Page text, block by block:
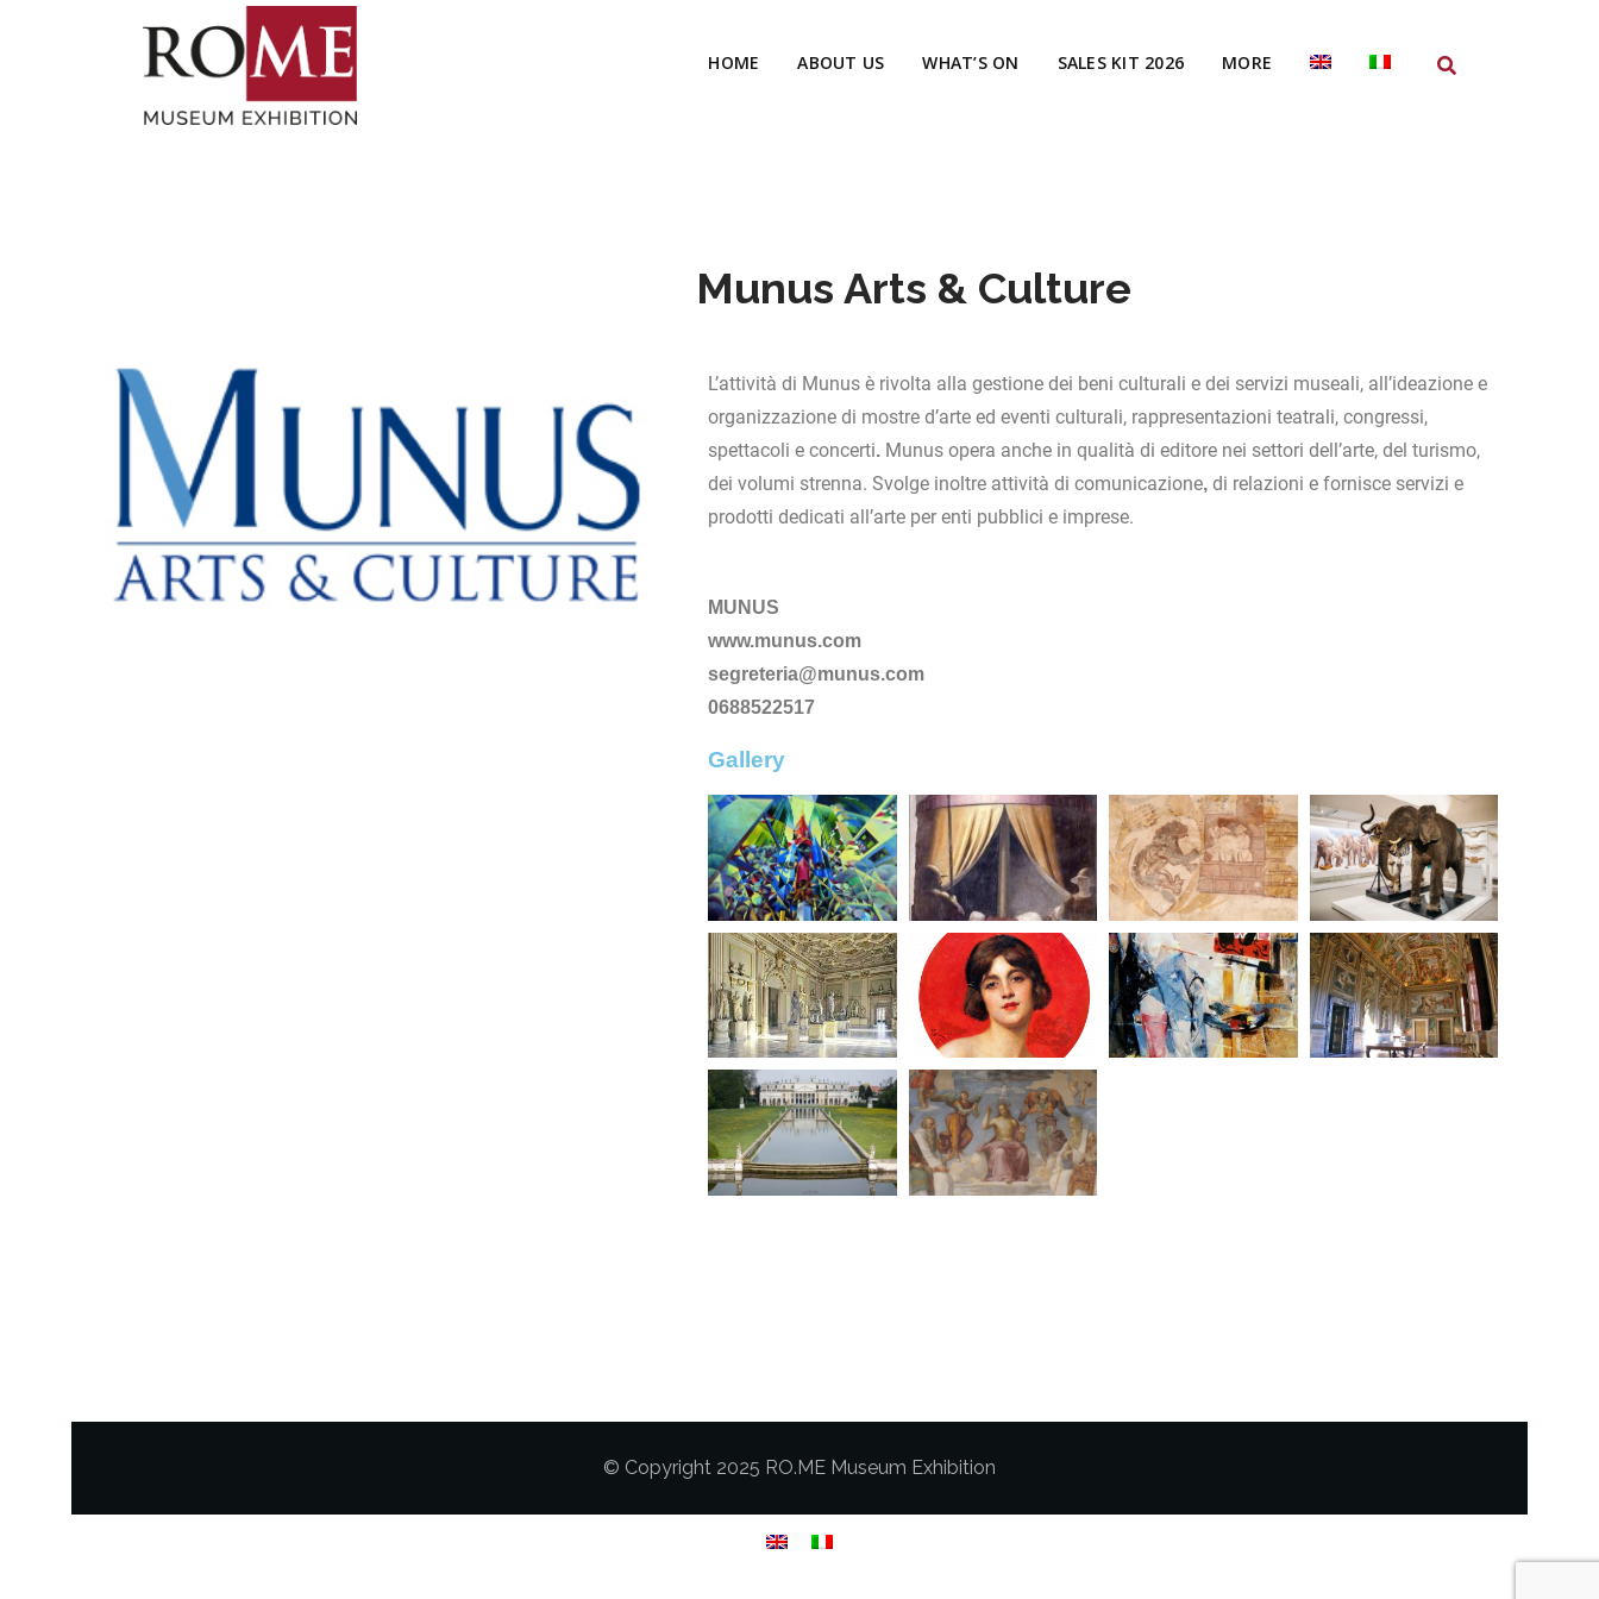
HOME ABOUT US WHAT’S ON SALES KIT 2026 MORE
Munus Arts & Culture
L’attività di Munus è rivolta alla gestione dei beni culturali e dei servizi museali, all’ideazione e
organizzazione di mostre d’arte ed eventi culturali, rappresentazioni teatrali, congressi,
spettacoli e concerti. Munus opera anche in qualità di editore nei settori dell’arte, del turismo,
dei volumi strenna. Svolge inoltre attività di comunicazione, di relazioni e fornisce servizi e
prodotti dedicati all’arte per enti pubblici e imprese.
MUNUS
www.munus.com
segreteria@munus.com
0688522517
Gallery
© Copyright 2025 RO.ME Museum Exhibition